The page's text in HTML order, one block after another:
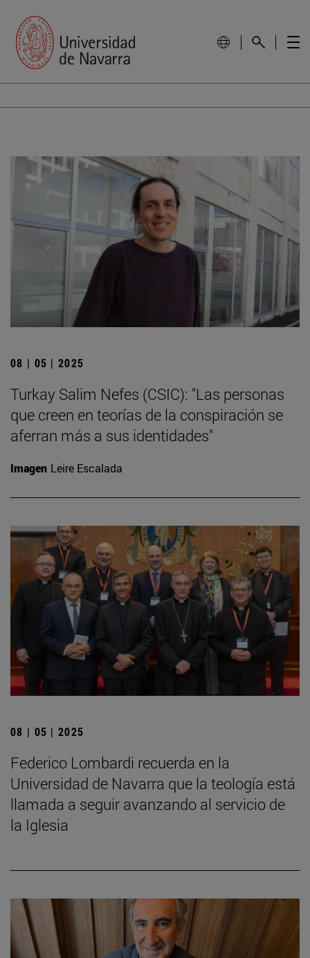
08 | 05 | 2025
Turkay Salim Nefes (CSIC): "Las personas
que creen en teorías de la conspiración se
aferran más a sus identidades"
Imagen Leire Escalada
08 | 05 | 2025
Federico Lombardi recuerda en la
Universidad de Navarra que la teología está
llamada a seguir avanzando al servicio de
la Iglesia